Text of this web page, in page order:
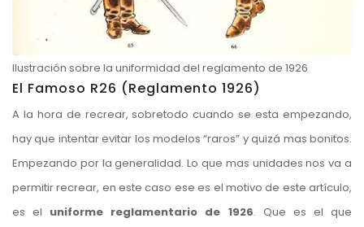
Ilustración sobre la uniformidad del reglamento de 1926
El Famoso R26 (Reglamento 1926)
A la hora de recrear, sobretodo cuando se esta empezando,
hay que intentar evitar los modelos “raros” y quizá mas bonitos.
Empezando por la generalidad. Lo que mas unidades nos va a
permitir recrear, en este caso ese es el motivo de este artículo,
es el uniforme reglamentario de 1926. Que es el que